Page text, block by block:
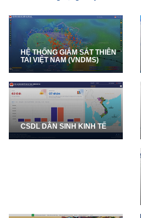
HỆ THỐNG GIÁM SÁT THIÊN
TAI VIỆT NAM (VNDMS)
CSDL DÂN SINH KINH TẾ